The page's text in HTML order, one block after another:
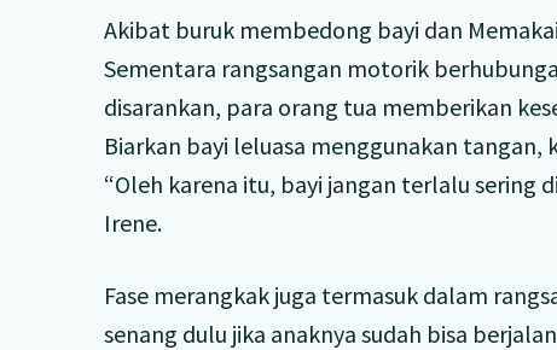
Akibat buruk membedong bayi dan
Sementara rangsangan motorik
disarankan, para orang tua memberikan
Biarkan bayi leluasa menggunakan tangan,
“Oleh karena itu, bayi jangan terlalu sering
Irene.
Fase merangkak juga termasuk dalam
senang dulu jika anaknya sudah bisa